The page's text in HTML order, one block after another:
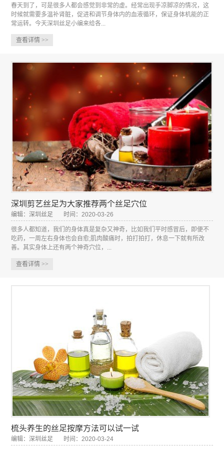
春天到了，可是很多人都会感觉到非常的虚。经常出现手凉脚凉的情况，这
时候就需要多温补肾脏，促进和调节身体内的血液循环，保证身体机能的正
常运转。今天深圳丝足小编来给各...
查看详情 >>
深圳剪艺丝足为大家推荐两个丝足穴位
编辑：深圳丝足 时间：2020-03-26
很多人都知道，我们的身体真是复杂又神奇，比如我们平时感冒后，即便不
吃药，一周左右身体也会自愈;肌肉酸痛时，拍打拍打，休息一下就有所改
善。其实身体上还有两个神奇穴位，...
查看详情 >>
梳头养生的丝足按摩方法可以试一试
编辑：深圳丝足 时间：2020-03-24